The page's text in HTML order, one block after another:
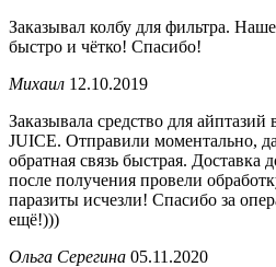
Заказывал колбу для фильтра.
быстро и чётко! Спасибо!
Михаил 12.10.2019
Заказывала средство для
JUICE. Отправили моментально,
обратная связь быстрая.
после получения провели
паразиты исчезли! Спасибо за
ещё!)))
Ольга Серегина 05.11.2020